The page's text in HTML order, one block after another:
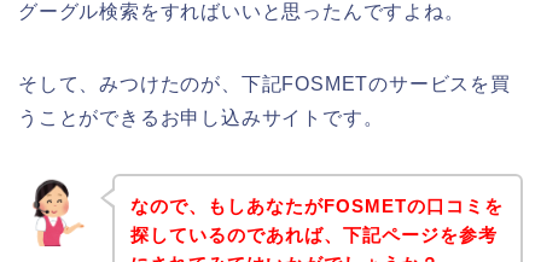
グーグル検索をすればいいと思ったんですよね。
そして、みつけたのが、下記FOSMETのサービスを買
うことができるお申し込みサイトです。
なので、もしあなたがFOSMETの口コミを
探しているのであれば、下記ページを参考